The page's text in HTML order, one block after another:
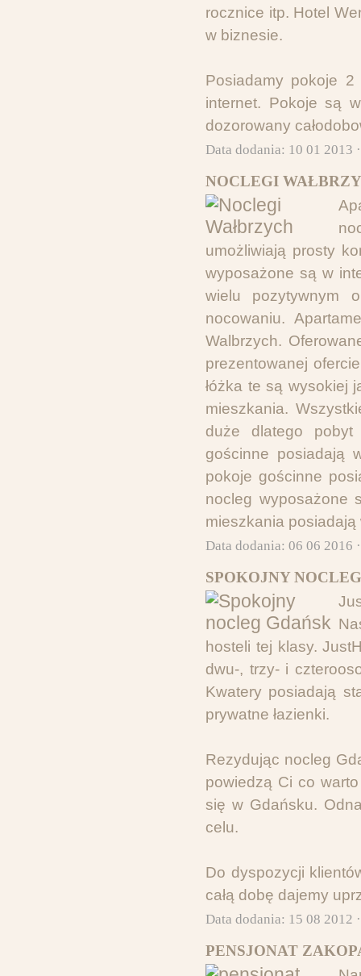
rocznice itp. Hotel
w biznesie.
Posiadamy pokoje
internet. Pokoje są
dozorowany
Data dodania: 10 01 2013
NOCLEGI
umożliwiają prosty
wyposażone są w
wielu pozytywnym
nocowaniu.
Walbrzych.
prezentowanej
łóżka te są wysokiej
mieszkania.
duże dlatego
gościnne posiadają
pokoje gościnne
nocleg wyposażone
mieszkania posiadają
Data dodania: 06 06 2016
SPOKOJNY
hosteli tej klasy.
dwu-, trzy- i
Kwatery posiadają
prywatne łazienki.
Rezydując nocleg
powiedzą Ci co
się w Gdańsku.
celu.
Do dyspozycji
całą dobę dajemy
Data dodania: 15 08 2012
PENSJONAT